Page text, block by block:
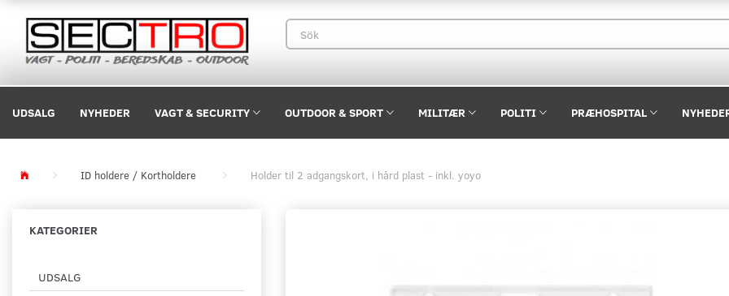
UDSALG NYHEDER VAGT & SECURITY OUTDOOR & SPORT MILITÆR POLITI PRÆHOSPITAL
ID holdere / Kortholdere Holder til 2 adgangskort, i hård plast - inkl. yoyo
KATEGORIER
UDSALG